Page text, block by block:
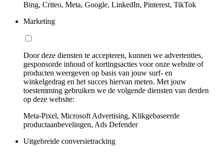
Bing, Criteo, Meta, Google, LinkedIn, Pinterest, TikTok
Marketing
Door deze diensten te accepteren, kunnen we advertenties,
gesponsorde inhoud of kortingsacties voor onze website of
producten weergeven op basis van jouw surf- en
winkelgedrag en het succes hiervan meten. Met jouw
toestemming gebruiken we de volgende diensten van derden
op deze website:
Meta-Pixel, Microsoft Advertising, Klikgebaseerde
productaanbevelingen, Ads Defender
Uitgebreide conversietracking